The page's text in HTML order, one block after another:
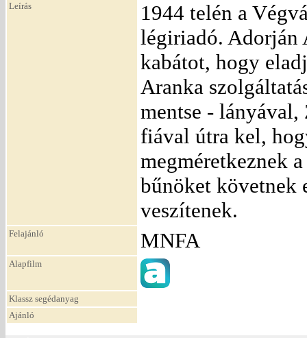
Leírás
1944 telén a
légiriadó. Adorján
kabátot, hogy
Aranka
mentse - lányával,
fiával útra kel,
megméretkeznek
bűnöket követnek
veszítenek.
Felajánló MNFA
Alapfilm
Klassz segédanyag
Ajánló